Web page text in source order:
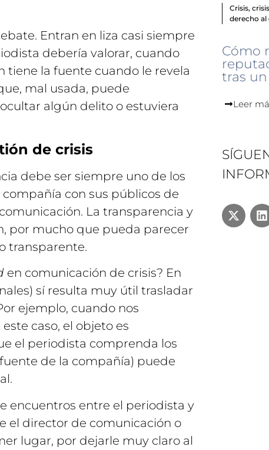
Entran en liza casi siempre
debería valorar, cuando
tiene la fuente cuando le revela
mal usada, puede
algún delito o estuviera
de crisis
debe ser siempre uno de los
con sus públicos de
La transparencia y
por mucho que pueda parecer
transparente.
en comunicación de crisis? En
sí resulta muy útil trasladar
ejemplo, cuando nos
caso, el objeto es
el periodista comprenda los
de la compañía) puede
encuentros entre el periodista y
el director de comunicación o
lugar, por dejarle muy claro al
Crisis,
derecho al
Cómo
tras
Leer